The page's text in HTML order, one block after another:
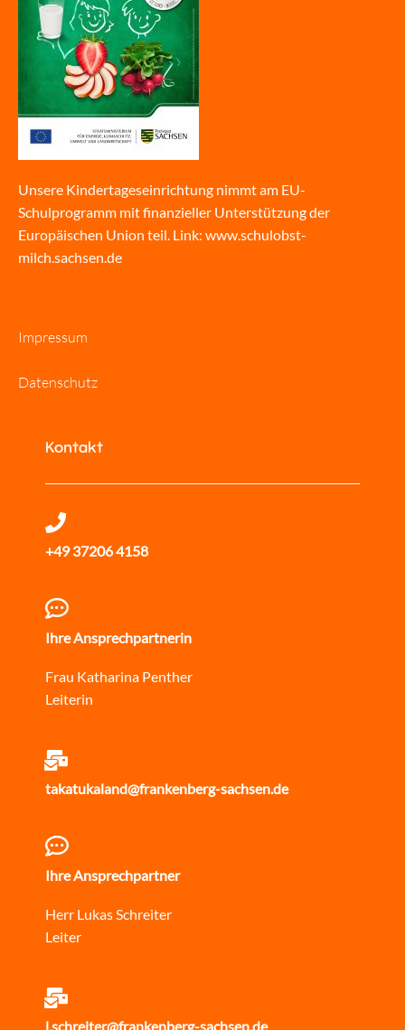
Unsere Kindertageseinrichtung nimmt am EU-
Schulprogramm mit finanzieller Unterstützung der
Europäischen Union teil. Link: www.schulobst-
milch.sachsen.de
Impressum
Datenschutz
Kontakt
+49 37206 4158
Ihre Ansprechpartnerin
Frau Katharina Penther
Leiterin
takatukaland@frankenberg-sachsen.de
Ihre Ansprechpartner
Herr Lukas Schreiter
Leiter
l.schreiter@frankenberg-sachsen.de